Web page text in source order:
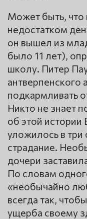
Может быть, что
недостатком
он вышел из
было 11 лет),
школу. Питер
антверпенского
подкармливать
Никто не знает
об этой
уложилось в три
страдание.
дочери
По словам
«необычайно
всегда так,
ущерба своему